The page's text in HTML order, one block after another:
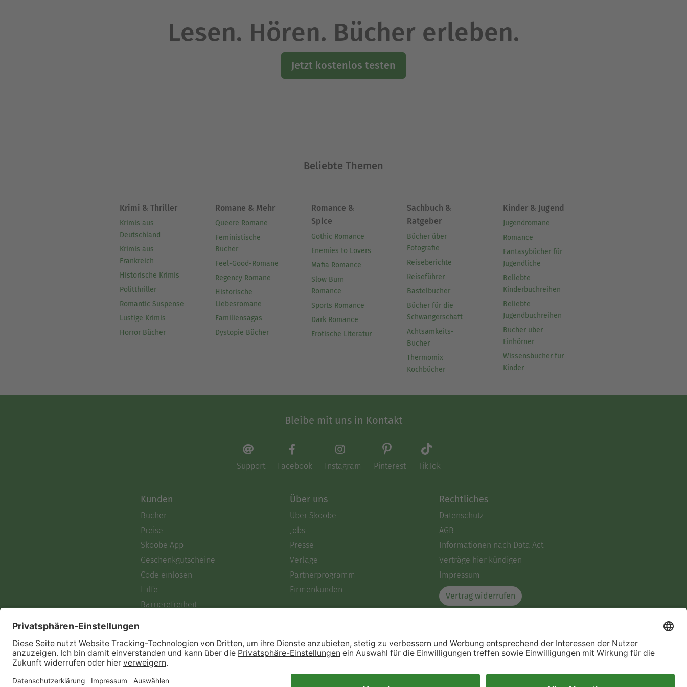
Lesen. Hören. Bücher erleben.
Jetzt kostenlos testen
Beliebte Themen
Krimi & Thriller
Krimis aus
Deutschland
Krimis aus
Frankreich
Historische Krimis
Politthriller
Romantic Suspense
Lustige Krimis
Horror Bücher
Romane & Mehr
Queere Romane
Feministische
Bücher
Feel-Good-Romane
Regency Romane
Historische
Liebesromane
Familiensagas
Dystopie Bücher
Romance &
Spice
Gothic Romance
Enemies to Lovers
Mafia Romance
Slow Burn
Romance
Sports Romance
Dark Romance
Erotische Literatur
Sachbuch &
Ratgeber
Bücher über
Fotografie
Reiseberichte
Reiseführer
Bastelbücher
Bücher für die
Schwangerschaft
Achtsamkeits-
Bücher
Thermomix
Kochbücher
Kinder & Jugend
Jugendromane
Romance
Fantasybücher für
Jugendliche
Beliebte
Kinderbuchreihen
Beliebte
Jugendbuchreihen
Bücher über
Einhörner
Wissensbücher für
Kinder
Bleibe mit uns in Kontakt
Support Facebook Instagram Pinterest TikTok
Kunden
Bücher
Preise
Skoobe App
Geschenkgutscheine
Code einlösen
Hilfe
Barrierefreiheit
Über uns
Über Skoobe
Jobs
Presse
Verlage
Partnerprogramm
Firmenkunden
Rechtliches
Datenschutz
AGB
Informationen nach Data Act
Verträge hier kündigen
Impressum
Vertrag widerrufen
Immer ein gutes Buch